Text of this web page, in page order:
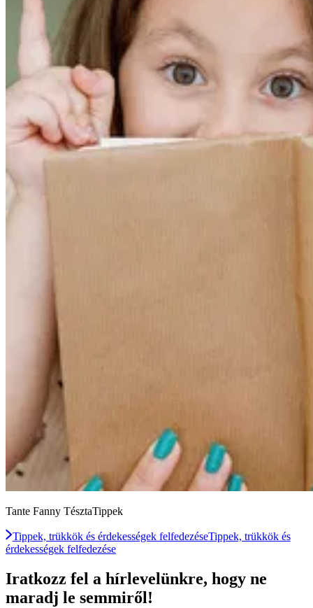
Tante Fanny TésztaTippek
Tippek, trükkök és érdekességek felfedezéseTippek, trükkök és
érdekességek felfedezése
Iratkozz fel a hírlevelünkre, hogy ne
maradj le semmiről!